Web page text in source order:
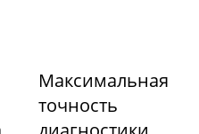
Максимальная
точность